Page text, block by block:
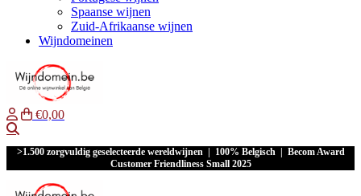
Spaanse wijnen
Zuid-Afrikaanse wijnen
Wijndomeinen
€0,00
>1.500 zorgvuldig geselecteerde wereldwijnen | 100% Belgisch | Becom Award
Customer Friendliness Small 2025